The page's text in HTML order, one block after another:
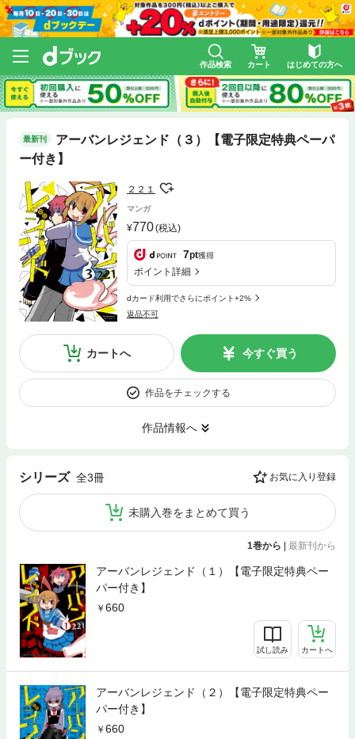
作品検索 カート はじめての方へ
最新刊
アーバンレジェンド（３）【電子限定特典ペーパ
ー付き】
２２１
マンガ
770(税込)
7pt獲得
ポイント詳細
dカード利用でさらにポイント+2%
返品不可
カートへ 今すぐ買う
作品をチェックする
作品情報へ
シリーズ 全3冊 お気に入り登録
未購入巻をまとめて買う
1巻から | 最新刊から
アーバンレジェンド（１）【電子限定特典ペー
パー付き】
660
試し読み カートへ
アーバンレジェンド（２）【電子限定特典ペー
パー付き】
660